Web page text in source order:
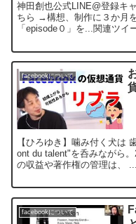
神田創也公式LINE@登録キ
ちら →構想、制作に３か月
「episode０」を...関連ツイ
facebookについて
【ひろゆき】噛み付く犬は
ont du talent"を呑みながら
の収益や著作権の管理は、
facebookについて